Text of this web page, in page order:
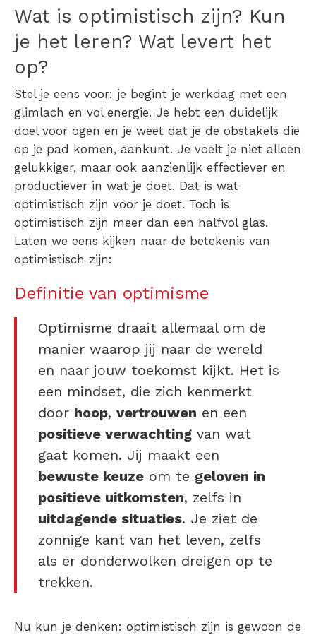
Wat is optimistisch zijn? Kun
je het leren? Wat levert het
op?
Stel je eens voor: je begint je werkdag met een
glimlach en vol energie. Je hebt een duidelijk
doel voor ogen en je weet dat je de obstakels die
op je pad komen, aankunt. Je voelt je niet alleen
gelukkiger, maar ook aanzienlijk effectiever en
productiever in wat je doet. Dat is wat
optimistisch zijn voor je doet. Toch is
optimistisch zijn meer dan een halfvol glas.
Laten we eens kijken naar de betekenis van
optimistisch zijn:
Definitie van optimisme
Optimisme draait allemaal om de
manier waarop jij naar de wereld
en naar jouw toekomst kijkt. Het is
een mindset, die zich kenmerkt
door hoop, vertrouwen en een
positieve verwachting van wat
gaat komen. Jij maakt een
bewuste keuze om te geloven in
positieve uitkomsten, zelfs in
uitdagende situaties. Je ziet de
zonnige kant van het leven, zelfs
als er donderwolken dreigen op te
trekken.
Nu kun je denken: optimistisch zijn is gewoon de